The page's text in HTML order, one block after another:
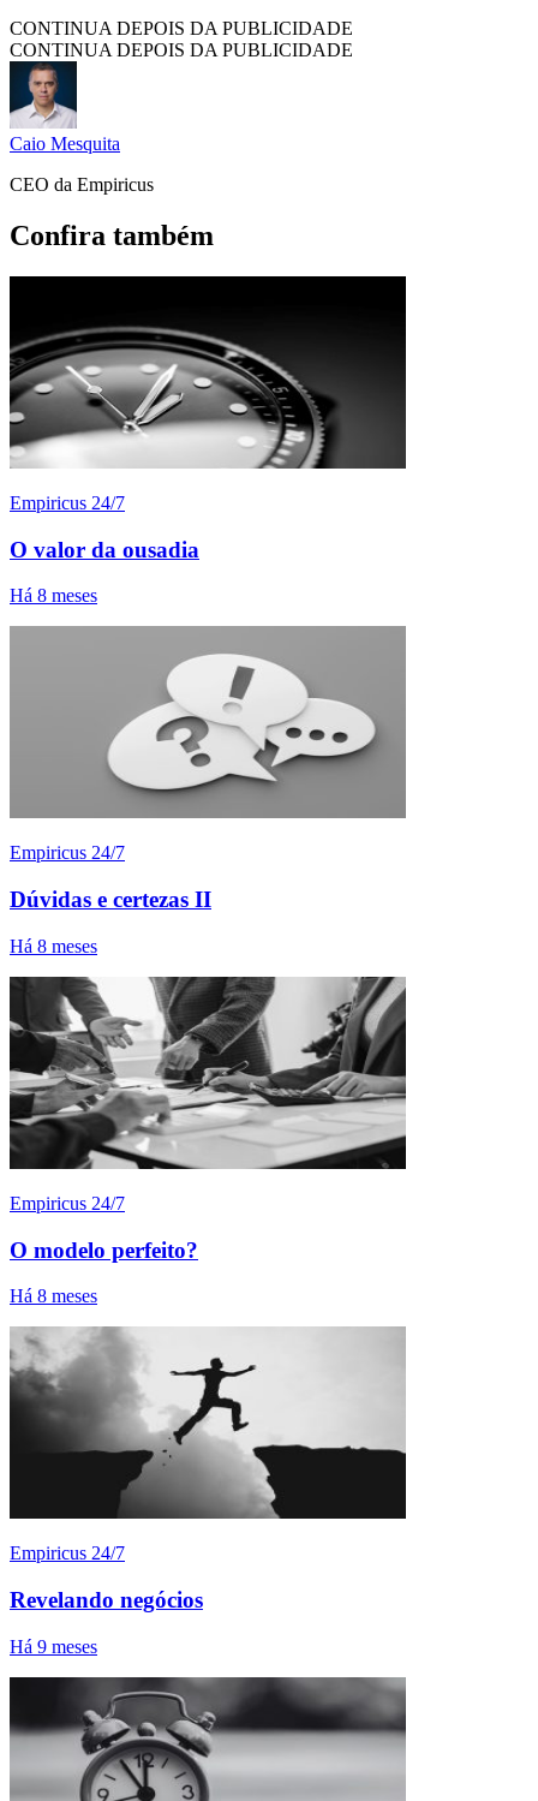
CONTINUA DEPOIS DA PUBLICIDADE
CONTINUA DEPOIS DA PUBLICIDADE
Caio Mesquita
CEO da Empiricus
Confira também
Empiricus 24/7
O valor da ousadia
Há 8 meses
Empiricus 24/7
Dúvidas e certezas II
Há 8 meses
Empiricus 24/7
O modelo perfeito?
Há 8 meses
Empiricus 24/7
Revelando negócios
Há 9 meses